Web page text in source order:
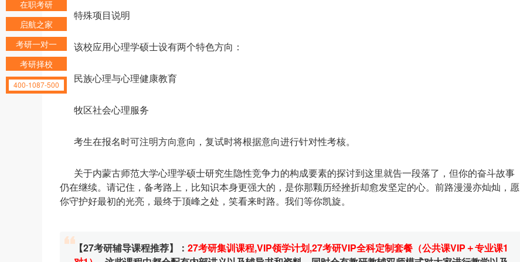
特殊项目说明
该校应用心理学硕士设有两个特色方向：
民族心理与心理健康教育
牧区社会心理服务
考生在报名时可注明方向意向，复试时将根据意向进行针对性考核。
关于内蒙古师范大学心理学硕士研究生隐性竞争力的构成要素的探讨到这里就告一段落了，但你的奋斗故事
仍在继续。请记住，备考路上，比知识本身更强大的，是你那颗历经挫折却愈发坚定的心。前路漫漫亦灿灿，愿
你守护好最初的光亮，最终于顶峰之处，笑看来时路。我们等你凯旋。
【27考研辅导课程推荐】： 27考研集训课程,VIP领学计划,27考研VIP全科定制套餐（公共课VIP＋专业课1
在职考研
启航之家
考研一对一
考研择校
400-1087-500